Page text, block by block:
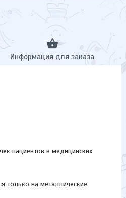
Информация для заказа
пациентов в медицинских
только на металлические